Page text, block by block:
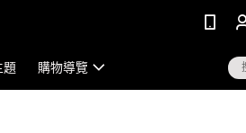
題 購物導覽